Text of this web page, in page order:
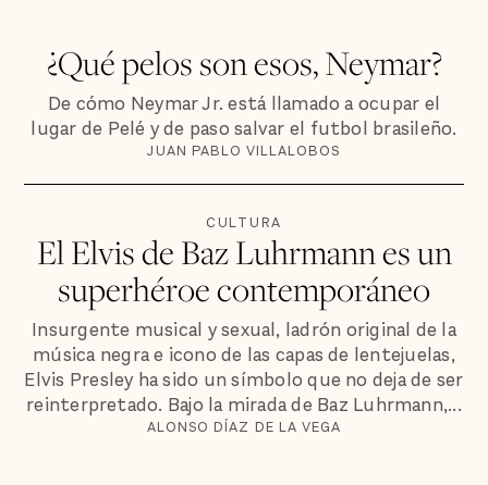
¿Qué pelos son esos, Neymar?
De cómo Neymar Jr. está llamado a ocupar el
lugar de Pelé y de paso salvar el futbol brasileño.
JUAN PABLO VILLALOBOS
CULTURA
El Elvis de Baz Luhrmann es un
superhéroe contemporáneo
Insurgente musical y sexual, ladrón original de la
música negra e icono de las capas de lentejuelas,
Elvis Presley ha sido un símbolo que no deja de ser
reinterpretado. Bajo la mirada de Baz Luhrmann,...
ALONSO DÍAZ DE LA VEGA